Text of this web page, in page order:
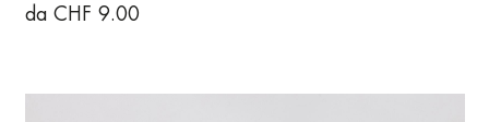
da CHF 9.00